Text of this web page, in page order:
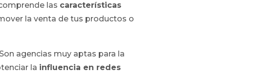
las características
la venta de tus productos o
agencias muy aptas para la
la influencia en redes